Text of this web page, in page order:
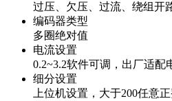
过压、欠压、过流、绕组开
编码器类型
多圈绝对值
电流设置
0.2~3.2软件可调，出厂适配
细分设置
上位机设置，大于200任意